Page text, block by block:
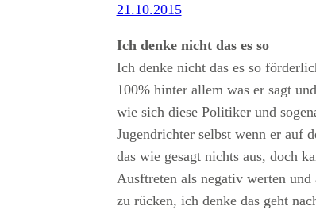
21.10.2015
Ich denke nicht das es so
Ich denke nicht das es so
100% hinter allem was er sagt
wie sich diese Politiker und
Jugendrichter selbst wenn er auf
das wie gesagt nichts aus, doch
Ausftreten als negativ werten
zu rücken, ich denke das geht